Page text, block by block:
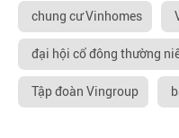
chung cư Vinhomes
đại hội cổ đông thường
Tập đoàn Vingroup